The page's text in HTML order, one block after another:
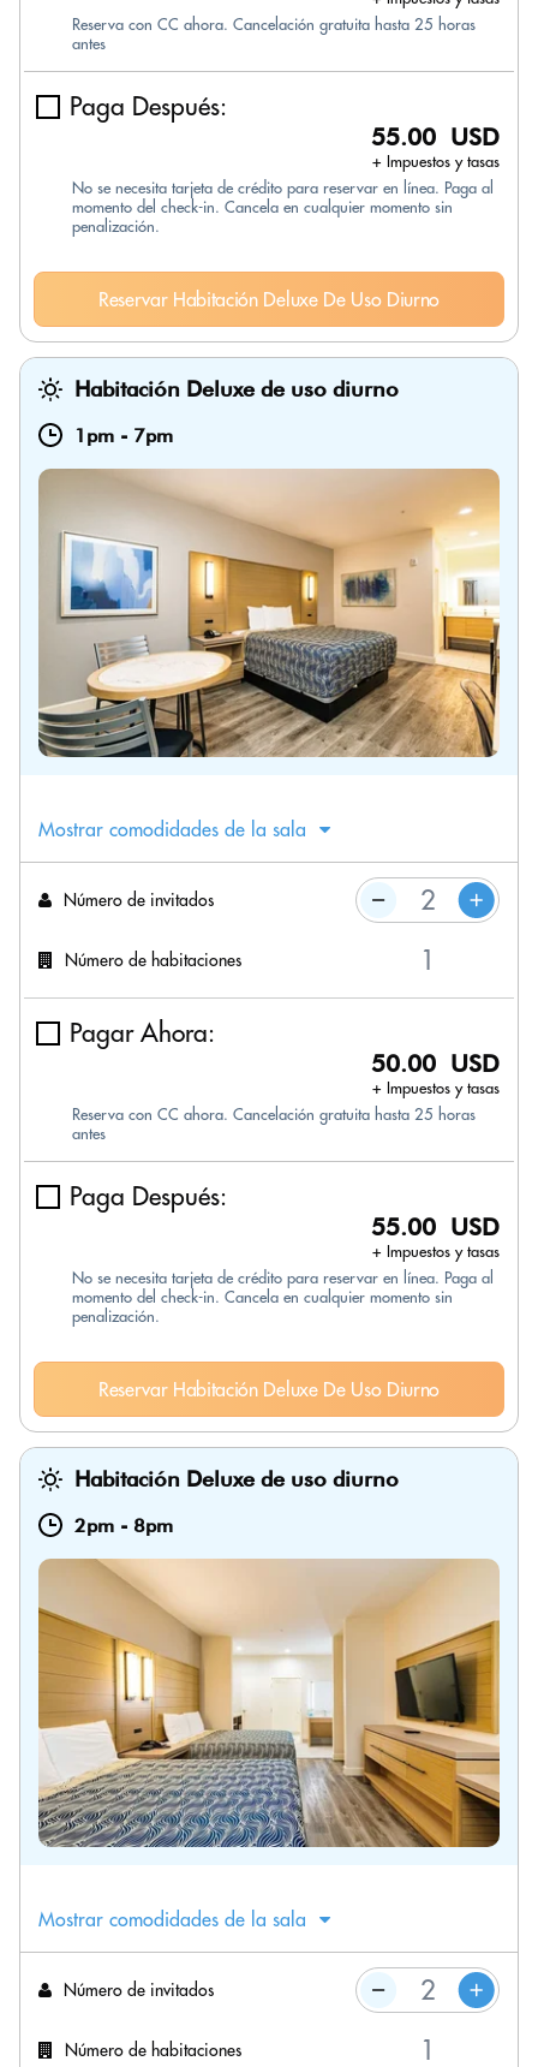
Reserva con CC ahora. Cancelación gratuita hasta 25 horas
antes
Paga Después:
55.00 USD
+ Impuestos y tasas
No se necesita tarjeta de crédito para reservar en línea. Paga al
momento del check-in. Cancela en cualquier momento sin
penalización.
Reservar Habitación Deluxe De Uso Diurno
Habitación Deluxe de uso diurno
1pm - 7pm
Mostrar comodidades de la sala
Número de invitados
Número de habitaciones
Pagar Ahora:
50.00 USD
+ Impuestos y tasas
Reserva con CC ahora. Cancelación gratuita hasta 25 horas
antes
Paga Después:
55.00 USD
+ Impuestos y tasas
No se necesita tarjeta de crédito para reservar en línea. Paga al
momento del check-in. Cancela en cualquier momento sin
penalización.
Reservar Habitación Deluxe De Uso Diurno
Habitación Deluxe de uso diurno
2pm - 8pm
Mostrar comodidades de la sala
Número de invitados
Número de habitaciones